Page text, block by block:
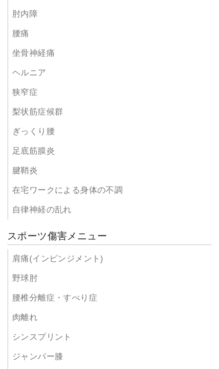
肘内障
腰痛
坐骨神経痛
ヘルニア
狭窄症
梨状筋症候群
ぎっくり腰
足底筋膜炎
腱鞘炎
在宅ワークによる身体の不調
自律神経の乱れ
スポーツ傷害メニュー
肩痛(インピンジメント)
野球肘
腰椎分離症・すべり症
肉離れ
シンスプリント
ジャンパー膝